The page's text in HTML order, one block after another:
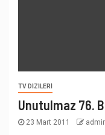
TV DIZILERI
Unutulmaz 76.
23 Mart 2011